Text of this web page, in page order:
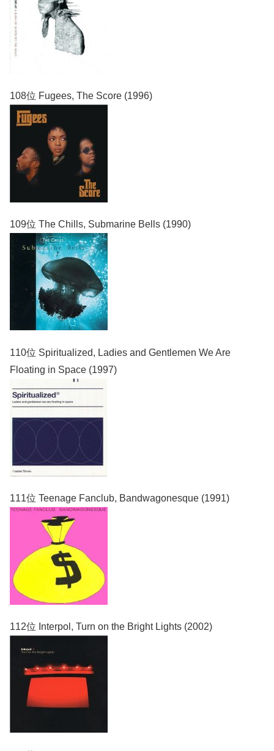
108位 Fugees, The Score (1996)
109位 The Chills, Submarine Bells (1990)
110位 Spiritualized, Ladies and Gentlemen We Are
Floating in Space (1997)
111位 Teenage Fanclub, Bandwagonesque (1991)
112位 Interpol, Turn on the Bright Lights (2002)